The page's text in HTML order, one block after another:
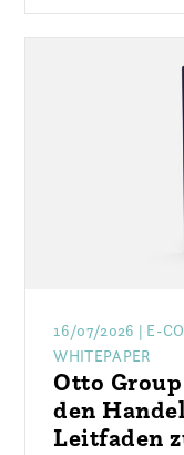
16/07/2026 | E-
WHITEPAPER
Otto
den
Leitfaden